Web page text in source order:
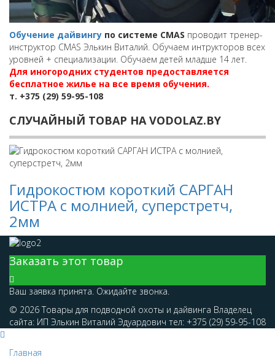
Обучение дайвингу по системе CMAS проводит тренер-
инструктор CMAS Элькин Виталий. Обучаем интрукторов всех
уровней + специализации. Обучаем детей младше 14 лет.
Для иногородних студентов предоставляется
бесплатное жилье на все время обучения.
т. +375 (29) 59-95-108
СЛУЧАЙНЫЙ ТОВАР НА VODOLAZ.BY
Гидрокостюм короткий САРГАН
ИСТРА с молнией, суперстретч,
2мм
Заказать этот товар
Ваш заявка принята. Ожидайте звонка.
© 2026 Товары для подводной охоты и дайвинга Владелец
сайта: ИП Элькин Виталий Эдуардович тел: +375 (29) 59-95-108
Главная